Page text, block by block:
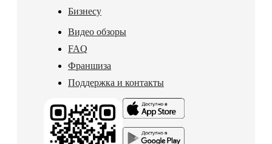
Бизнесу
Видео обзоры
FAQ
Франшиза
Поддержка и контакты